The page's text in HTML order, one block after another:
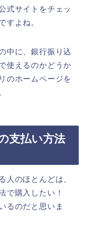
式サイトをチェッ
すよね。
中に、銀行振り込
使えるのかどうか
のホームページを
支払い方法
人のほとんどは、
で購入したい！
るのだと思いま